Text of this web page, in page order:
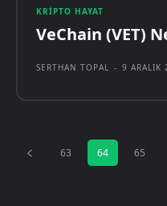
KRIPTO HAYAT
VeChain (VET)
SERTHAN TOPAL - 9 ARALIK
63 64 65